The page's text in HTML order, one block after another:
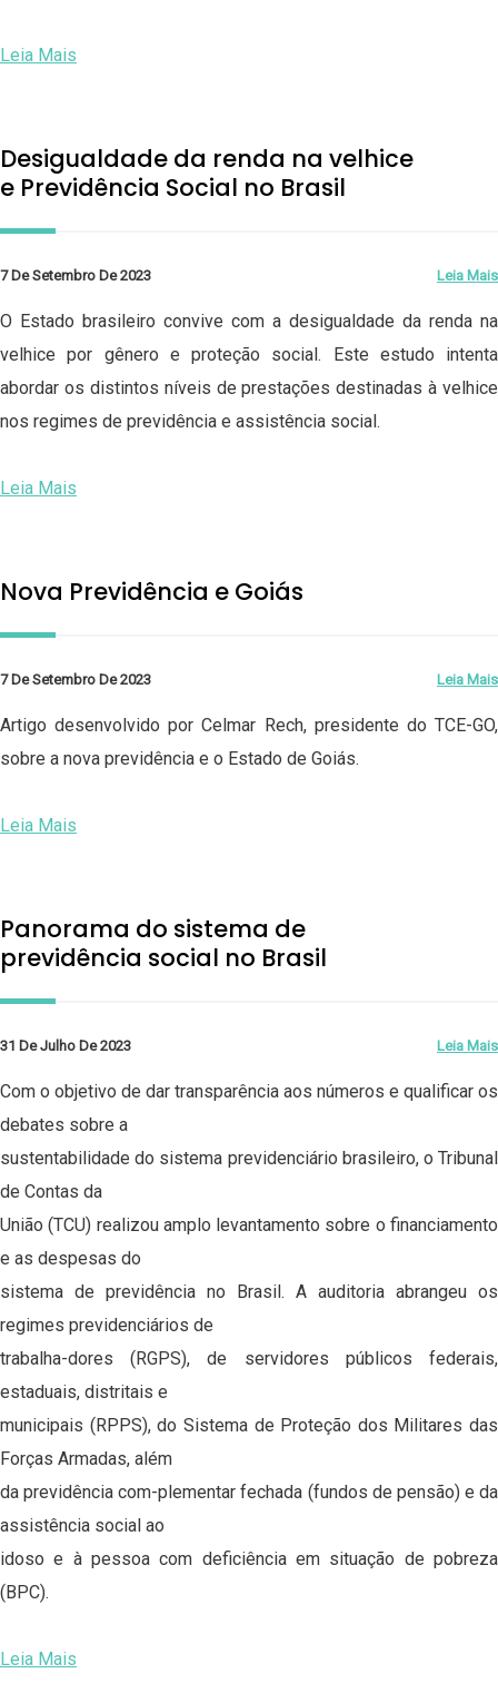
Leia Mais
Desigualdade da renda na velhice
e Previdência Social no Brasil
7 De Setembro De 2023 Leia Mais
O Estado brasileiro convive com a desigualdade da renda na
velhice por gênero e proteção social. Este estudo intenta
abordar os distintos níveis de prestações destinadas à velhice
nos regimes de previdência e assistência social.
Leia Mais
Nova Previdência e Goiás
7 De Setembro De 2023 Leia Mais
Artigo desenvolvido por Celmar Rech, presidente do TCE-GO,
sobre a nova previdência e o Estado de Goiás.
Leia Mais
Panorama do sistema de
previdência social no Brasil
31 De Julho De 2023 Leia Mais
Com o objetivo de dar transparência aos números e qualificar os
debates sobre a
sustentabilidade do sistema previdenciário brasileiro, o Tribunal
de Contas da
União (TCU) realizou amplo levantamento sobre o financiamento
e as despesas do
sistema de previdência no Brasil. A auditoria abrangeu os
regimes previdenciários de
trabalha-dores (RGPS), de servidores públicos federais,
estaduais, distritais e
municipais (RPPS), do Sistema de Proteção dos Militares das
Forças Armadas, além
da previdência com-plementar fechada (fundos de pensão) e da
assistência social ao
idoso e à pessoa com deficiência em situação de pobreza
(BPC).
Leia Mais